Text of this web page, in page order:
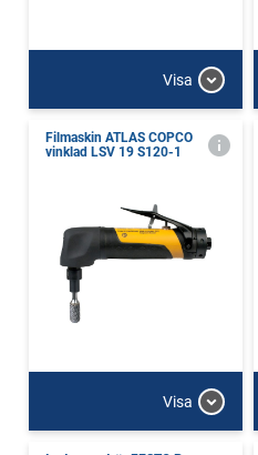
Visa
Filmaskin ATLAS COPCO
vinklad LSV 19 S120-1
Visa